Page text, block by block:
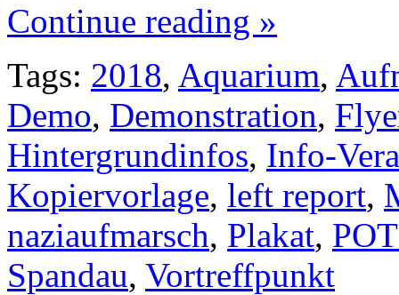
Continue reading »
Tags: 2018, Aquarium,
Demo, Demonstration,
Hintergrundinfos, Info-
Kopiervorlage, left report,
naziaufmarsch, Plakat,
Spandau, Vortreffpunkt